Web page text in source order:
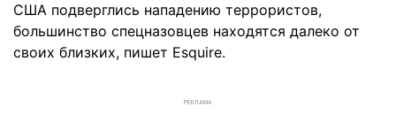
США подверглись нападению террористов,
большинство спецназовцев находятся далеко от
своих близких, пишет Esquire.
РЕКЛАМА